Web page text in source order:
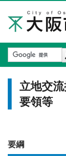
立地交
要領等
要綱